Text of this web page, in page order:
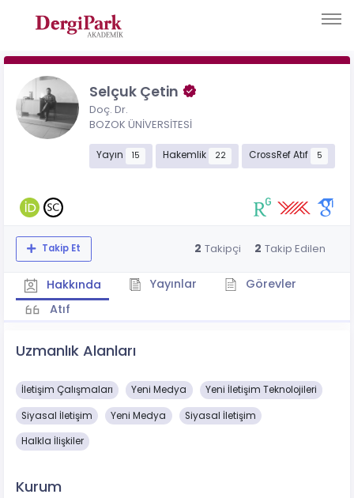
Selçuk Çetin
Doç. Dr.
BOZOK ÜNİVERSİTESİ
Yayın 15 Hakemlik 22 CrossRef Atıf 5
Takip Et 2 Takipçi 2 Takip Edilen
Hakkında Yayınlar
Görevler
Atıf
Uzmanlık Alanları
İletişim Çalışmaları Yeni Medya Yeni İletişim Teknolojileri
Siyasal İletişim Yeni Medya Siyasal İletişim
Halkla İlişkiler
Kurum